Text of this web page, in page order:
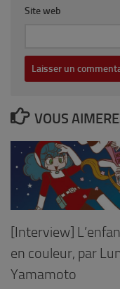
Site web
VOUS
[Interview]
en couleur, par
Yamamoto